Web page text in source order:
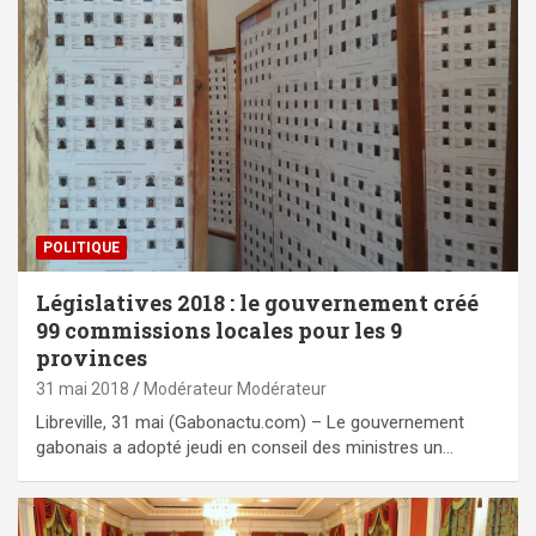
POLITIQUE
Législatives 2018 : le gouvernement créé
99 commissions locales pour les 9
provinces
31 mai 2018 Modérateur Modérateur
Libreville, 31 mai (Gabonactu.com) – Le gouvernement
gabonais a adopté jeudi en conseil des ministres un…